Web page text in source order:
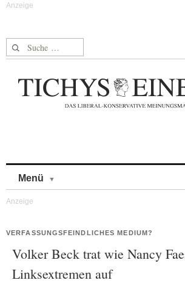
Suche nach:
Menü
VERFASSUNGSFEINDLICHES MEDIUM?
Volker Beck trat wie Nancy
Linksextremen auf